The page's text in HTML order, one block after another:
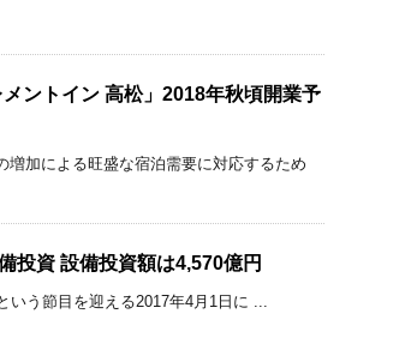
ントイン 高松」2018年秋頃開業予
加による旺盛な宿泊需要に対応するため
投資 設備投資額は4,570億円
いう節目を迎える2017年4月1日に ...